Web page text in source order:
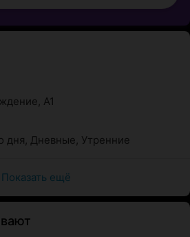
, А1
дня, Дневные, Утренние
Показать ещё